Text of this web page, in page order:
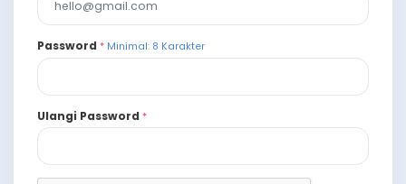
Password * Minimal: 8 Karakter
Ulangi Password *